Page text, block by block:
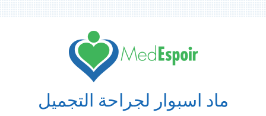
ماد اسبوار لجراحة التجميل